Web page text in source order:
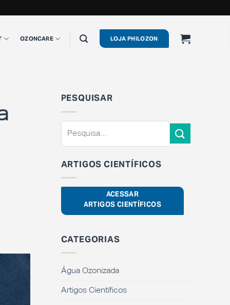
OZONCARE LOJA PHILOZON
PESQUISAR
ARTIGOS CIENTÍFICOS
ACESSAR
ARTIGOS CIENTÍFICOS
CATEGORIAS
Água Ozonizada
Artigos Científicos